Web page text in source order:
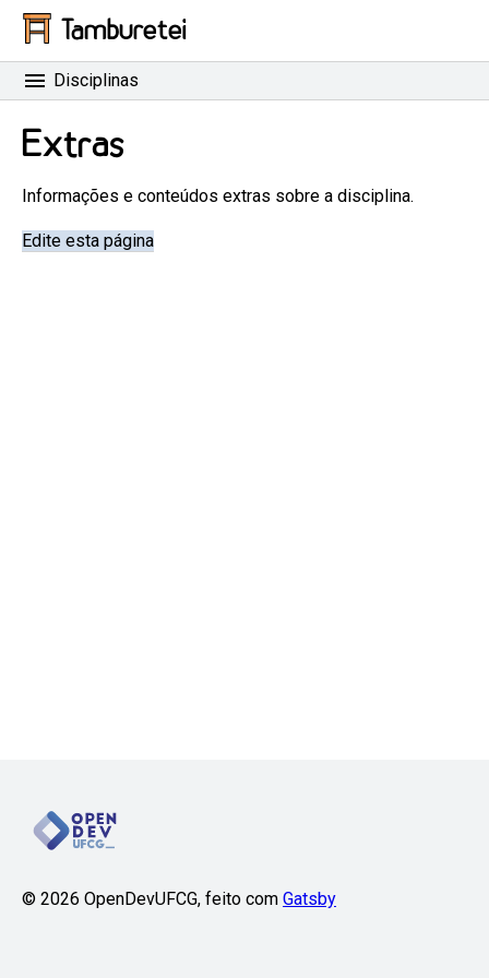
Tamburetei
Disciplinas
Extras
Informações e conteúdos extras sobre a disciplina.
Edite esta página
© 2026 OpenDevUFCG, feito com Gatsby